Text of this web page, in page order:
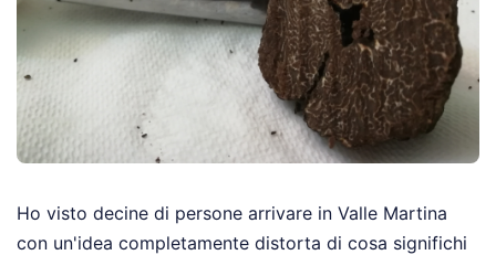
Ho visto decine di persone arrivare in Valle Martina
con un'idea completamente distorta di cosa significhi